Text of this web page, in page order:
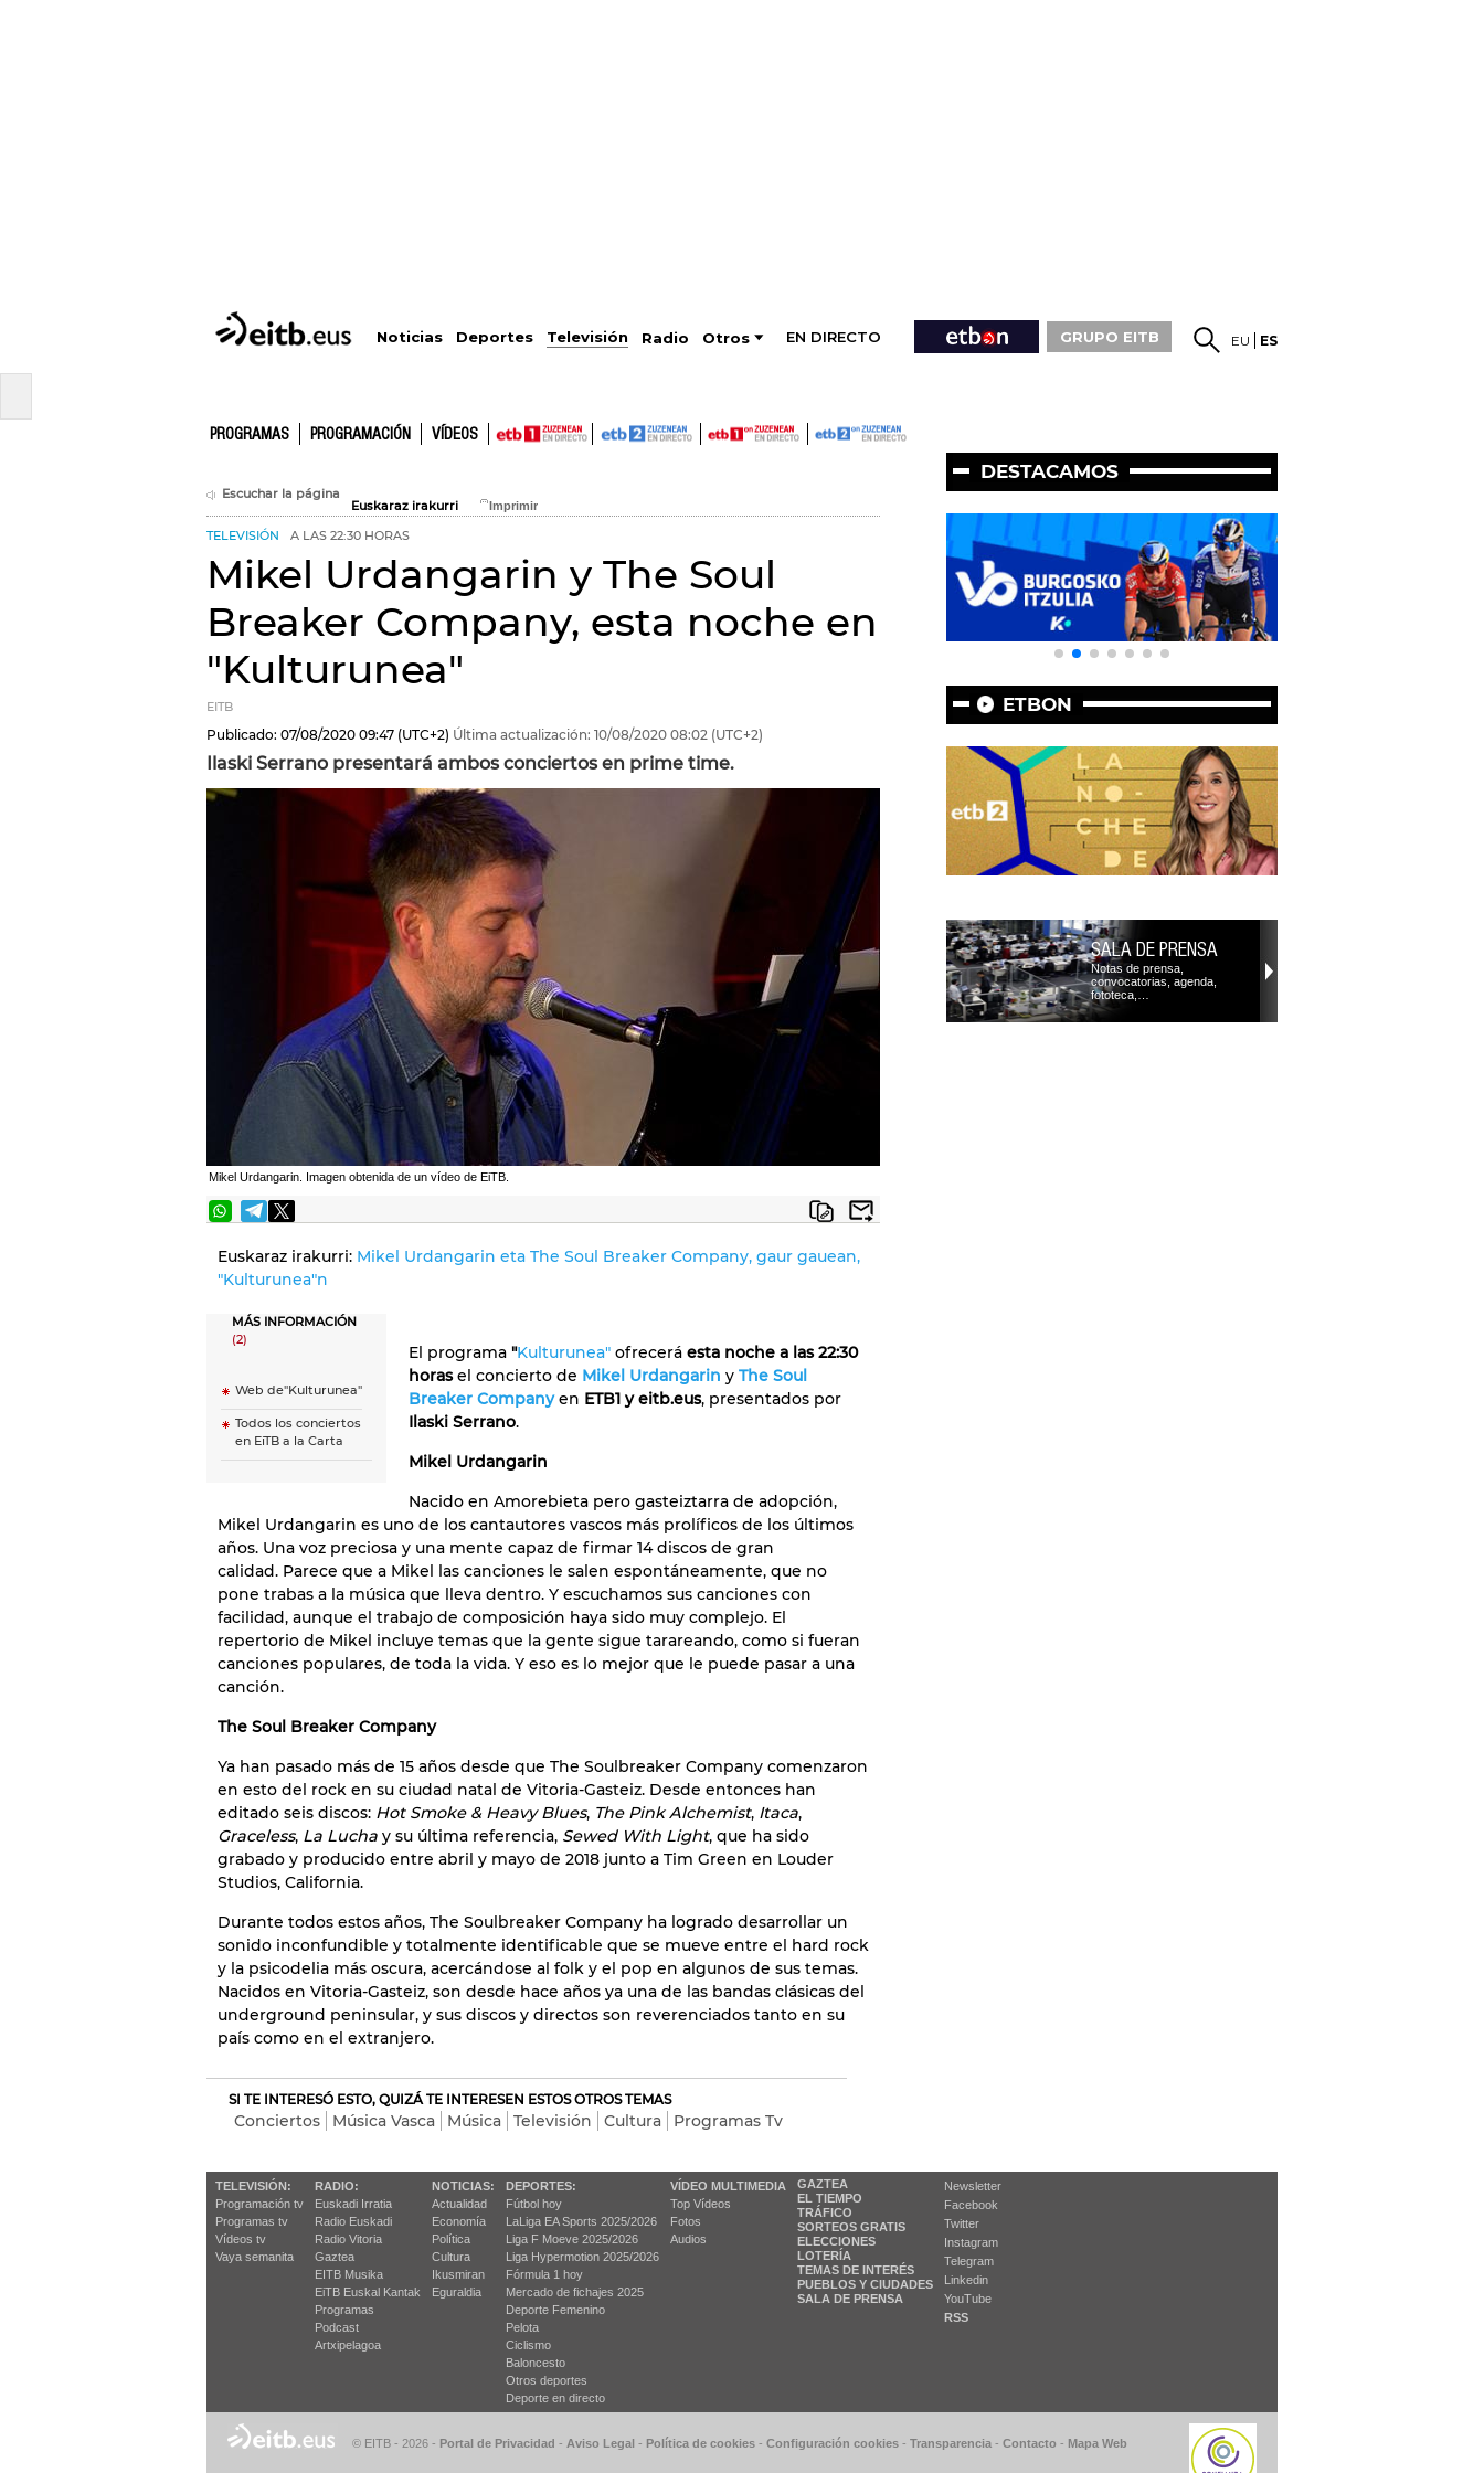
Noticias Deportes Televisión Radio Otros EN DIRECTO GRUPO EITB EU ES
PROGRAMAS PROGRAMACIÓN VÍDEOS
Escuchar la página
Euskaraz irakurri
TELEVISIÓN A LAS 22:30 HORAS
Mikel Urdangarin y The Soul
Breaker Company, esta noche en
"Kulturunea"
EITB
Publicado: 07/08/2020 09:47 (UTC+2) Última actualización: 10/08/2020 08:02 (UTC+2)
Ilaski Serrano presentará ambos conciertos en prime time.
Mikel Urdangarin. Imagen obtenida de un vídeo de EiTB.
Euskaraz irakurri: Mikel Urdangarin eta The Soul Breaker Company, gaur gauean,
"Kulturunea"n
MÁS INFORMACIÓN
(2)
Web de''Kulturunea''
Todos los conciertos
en EiTB a la Carta
El programa "Kulturunea" ofrecerá esta noche a las 22:30
horasel concierto de Mikel Urdangarin y The Soul
Breaker Companyen ETB1 y eitb.eus, presentados por
Ilaski Serrano.
Mikel Urdangarin
Nacido en Amorebieta pero gasteiztarra de adopción,
Mikel Urdangarin es uno de los cantautores vascos más prolíficos de los últimos
años. Una voz preciosa y una mente capaz de firmar 14 discos de gran
calidad. Parece que a Mikel las canciones le salen espontáneamente, que no
pone trabas a la música que lleva dentro. Y escuchamos sus canciones con
facilidad, aunque el trabajo de composición haya sido muy complejo. El
repertorio de Mikel incluye temas que la gente sigue tarareando, como si fueran
canciones populares, de toda la vida. Y eso es lo mejor que le puede pasar a una
canción.
The Soul Breaker Company
Ya han pasado más de 15 años desde que The Soulbreaker Company comenzaron
en esto del rock en su ciudad natal de Vitoria-Gasteiz. Desde entonces han
editado seis discos: Hot Smoke & Heavy Blues, The Pink Alchemist, Itaca,
Graceless, La Lucha y su última referencia, Sewed With Light, que ha sido
grabado y producido entre abril y mayo de 2018 junto a Tim Green en Louder
Studios, California.
Durante todos estos años, The Soulbreaker Company ha logrado desarrollar un
sonido inconfundible y totalmente identificable que se mueve entre el hard rock
y la psicodelia más oscura, acercándose al folk y el pop en algunos de sus temas.
Nacidos en Vitoria-Gasteiz, son desde hace años ya una de las bandas clásicas del
underground peninsular, y sus discos y directos son reverenciados tanto en su
país como en el extranjero.
SI TE INTERESÓ ESTO, QUIZÁ TE INTERESEN ESTOS OTROS TEMAS
Conciertos Música Vasca Música Televisión Cultura Programas Tv
DESTACAMOS
ETBON
SALA DE PRENSA
Notas de prensa,
convocatorias, agenda,
fototeca,…
TELEVISIÓN:
Programación tv
Programas tv
Vídeos tv
Vaya semanita
RADIO:
Euskadi Irratia
Radio Euskadi
Radio Vitoria
Gaztea
EITB Musika
EiTB Euskal Kantak
Programas
Podcast
Artxipelagoa
NOTICIAS:
Actualidad
Economía
Política
Cultura
Ikusmiran
Eguraldia
DEPORTES:
Fútbol hoy
LaLiga EA Sports 2025/2026
Liga F Moeve 2025/2026
Liga Hypermotion 2025/2026
Fórmula 1 hoy
Mercado de fichajes 2025
Deporte Femenino
Pelota
Ciclismo
Baloncesto
Otros deportes
Deporte en directo
VÍDEO MULTIMEDIA
Top Vídeos
Fotos
Audios
GAZTEA
EL TIEMPO
TRÁFICO
SORTEOS GRATIS
ELECCIONES
LOTERÍA
TEMAS DE INTERÉS
PUEBLOS Y CIUDADES
SALA DE PRENSA
Newsletter
Facebook
Twitter
Instagram
Telegram
Linkedin
YouTube
RSS
© EITB - 2026 - Portal de Privacidad - Aviso Legal - Política de cookies - Configuración cookies - Transparencia - Contacto - Mapa Web